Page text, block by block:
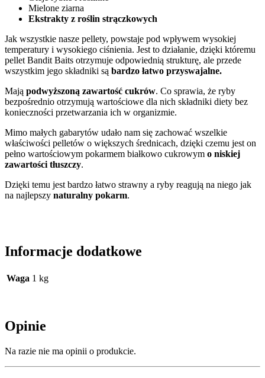
Mielone ziarna
Ekstrakty z roślin strączkowych
Jak wszystkie nasze pellety, powstaje pod wpływem wysokiej
temperatury i wysokiego ciśnienia. Jest to działanie, dzięki któremu
pellet Bandit Baits otrzymuje odpowiednią strukturę, ale przede
wszystkim jego składniki są bardzo łatwo przyswajalne.
Mają podwyższoną zawartość cukrów. Co sprawia, że ryby
bezpośrednio otrzymują wartościowe dla nich składniki diety bez
konieczności przetwarzania ich w organizmie.
Mimo małych gabarytów udało nam się zachować wszelkie
właściwości pelletów o większych średnicach, dzięki czemu jest on
pełno wartościowym pokarmem białkowo cukrowym o niskiej
zawartości tłuszczy.
Dzięki temu jest bardzo łatwo strawny a ryby reagują na niego jak
na najlepszy naturalny pokarm.
Informacje dodatkowe
Waga 1 kg
Opinie
Na razie nie ma opinii o produkcie.